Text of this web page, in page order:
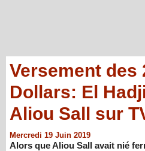
Versement des
Dollars: El
Aliou Sall sur
Mercredi 19 Juin 2019
Alors que Aliou Sall avait nié